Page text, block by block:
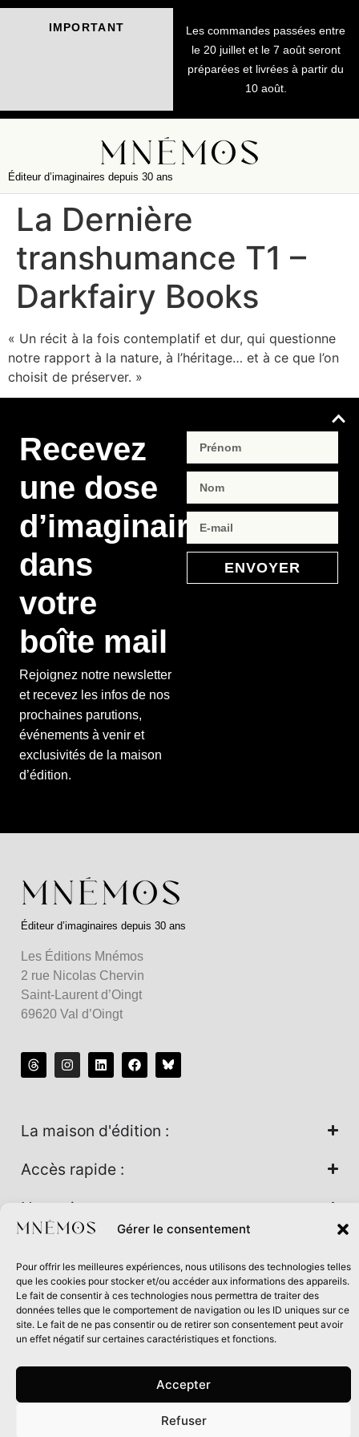
Gérer le consentement
Pour offrir les meilleures expériences, nous utilisons des technologies telles
que les cookies pour stocker et/ou accéder aux informations des appareils.
Le fait de consentir à ces technologies nous permettra de traiter des
données telles que le comportement de navigation ou les ID uniques sur ce
site. Le fait de ne pas consentir ou de retirer son consentement peut avoir
un effet négatif sur certaines caractéristiques et fonctions.
Accepter
Refuser
IMPORTANT
Les commandes passées entre
le 20 juillet et le 7 août seront
préparées et livrées à partir du
10 août.
Éditeur d’imaginaires depuis 30 ans
La Dernière
transhumance T1 –
Darkfairy Books
« Un récit à la fois contemplatif et dur, qui questionne
notre rapport à la nature, à l’héritage… et à ce que l’on
choisit de préserver. »
Recevez
une dose
d’imaginaire
dans
votre
boîte mail
Rejoignez notre newsletter
et recevez les infos de nos
prochaines parutions,
événements à venir et
exclusivités de la maison
d’édition.
ENVOYER
Éditeur d’imaginaires depuis 30 ans
Les Éditions Mnémos
2 rue Nicolas Chervin
Saint-Laurent d’Oingt
69620 Val d’Oingt
La maison d'édition :
Accès rapide :
Nos univers :
Maison d’édition soutenue par la DRAC Auvergne-Rhône-
Alpes et la Région Auvergne-Rhône-Alpes dans le cadre du
Contrat de filière Livre 2024